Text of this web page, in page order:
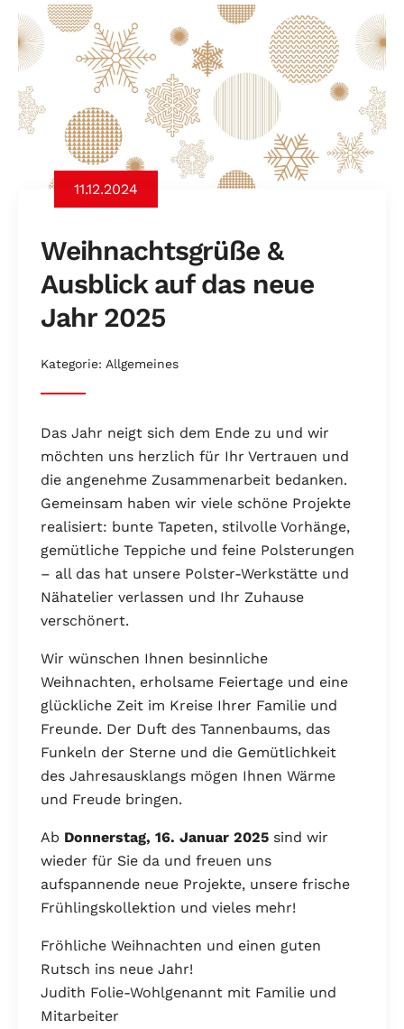
11.12.2024
Weihnachtsgrüße &
Ausblick auf das neue
Jahr 2025
Kategorie: Allgemeines
Das Jahr neigt sich dem Ende zu und wir
möchten uns herzlich für Ihr Vertrauen und
die angenehme Zusammenarbeit bedanken.
Gemeinsam haben wir viele schöne Projekte
realisiert: bunte Tapeten, stilvolle Vorhänge,
gemütliche Teppiche und feine Polsterungen
– all das hat unsere Polster-Werkstätte und
Nähatelier verlassen und Ihr Zuhause
verschönert.
Wir wünschen Ihnen besinnliche
Weihnachten, erholsame Feiertage und eine
glückliche Zeit im Kreise Ihrer Familie und
Freunde. Der Duft des Tannenbaums, das
Funkeln der Sterne und die Gemütlichkeit
des Jahresausklangs mögen Ihnen Wärme
und Freude bringen.
Ab Donnerstag, 16. Januar 2025 sind wir
wieder für Sie da und freuen uns
aufspannende neue Projekte, unsere frische
Frühlingskollektion und vieles mehr!
Fröhliche Weihnachten und einen guten
Rutsch ins neue Jahr!
Judith Folie-Wohlgenannt mit Familie und
Mitarbeiter